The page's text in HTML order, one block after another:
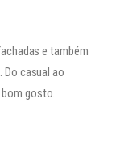
e também
casual ao
gosto.